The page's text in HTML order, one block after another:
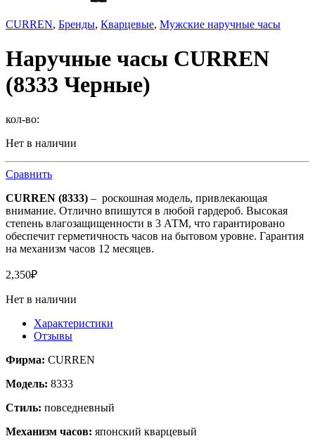
CURREN, Бренды, Кварцевые, Мужские наручные часы
Наручные часы CURREN
(8333 Черные)
кол-во:
Нет в наличии
Сравнить
CURREN (8333) – роскошная модель, привлекающая
внимание. Отлично впишутся в любой гардероб. Высокая
степень влагозащищенности в 3 АТМ, что гарантировано
обеспечит герметичность часов на бытовом уровне. Гарантия
на механизм часов 12 месяцев.
2,350₽
Нет в наличии
Характеристики
Отзывы
Фирма: CURREN
Модель: 8333
Стиль: повседневный
Механизм часов: японский кварцевый